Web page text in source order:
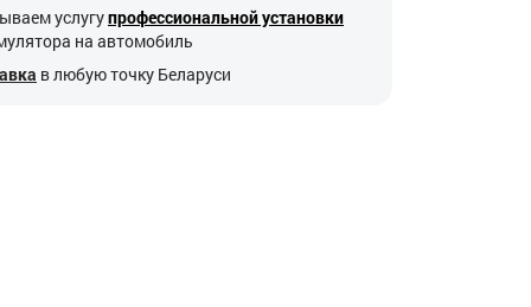
услугупрофессиональной установки
на автомобиль
в любую точку Беларуси